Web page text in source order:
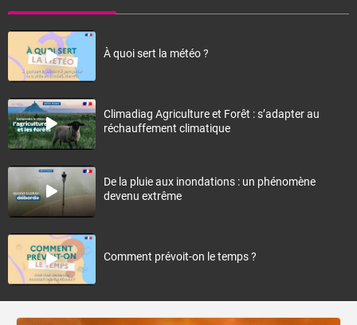
À quoi sert la météo ?
Climadiag Agriculture et Forêt : s’adapter au
réchauffement climatique
De la pluie aux inondations : un phénomène
devenu extrême
Comment prévoit-on le temps ?